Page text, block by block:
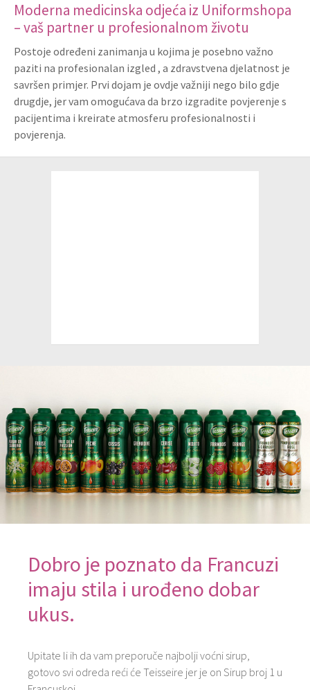
Moderna medicinska odjeća iz Uniformshopa
– vaš partner u profesionalnom životu
Postoje određeni zanimanja u kojima je posebno važno
paziti na profesionalan izgled , a zdravstvena djelatnost je
savršen primjer. Prvi dojam je ovdje važniji nego bilo gdje
drugdje, jer vam omogućava da brzo izgradite povjerenje s
pacijentima i kreirate atmosferu profesionalnosti i
povjerenja.
Dobro je poznato da Francuzi
imaju stila i urođeno dobar
ukus.
Upitate li ih da vam preporuče najbolji voćni sirup,
gotovo svi odreda reći će Teisseire jer je on Sirup broj 1 u